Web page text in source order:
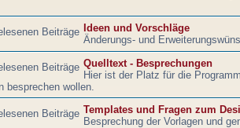
Ideen und Vorschläge
Änderungs- und
Quelltext - Besprechungen
Hier ist der Platz für die
besprechen wollen.
Templates und Fragen zum
Besprechung der Vorlagen und